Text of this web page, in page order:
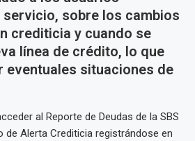
sobre los cambios
crediticia y cuando se
línea de crédito, lo que
eventuales situaciones de
al Reporte de Deudas de la SBS
de Alerta Crediticia registrándose en